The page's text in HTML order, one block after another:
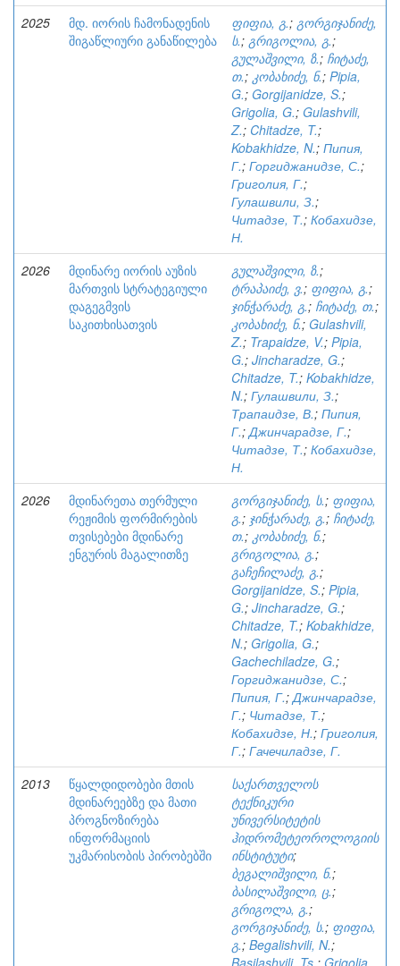
2025
მდ. იორის ჩამონადენის
შიგაწლიური განაწილება
ფიფია, გ.; გორგიჯანიძე,
ს.; გრიგოლია, გ.;
გულაშვილი, ზ.; ჩიტაძე,
თ.; კობახიძე, ნ.; Pipia,
G.; Gorgijanidze, S.;
Grigolia, G.; Gulashvili,
Z.; Chitadze, T.;
Kobakhidze, N.; Пипия,
Г.; Горгиджанидзе, С.;
Григолия, Г.;
Гулашвили, З.;
Читадзе, Т.; Кобахидзе,
Н.
2026
მდინარე იორის აუზის
მართვის სტრატეგიული
დაგეგმვის
საკითხისათვის
გულაშვილი, ზ.;
ტრაპაიძე, ვ.; ფიფია, გ.;
ჯინჭარაძე, გ.; ჩიტაძე, თ.;
კობახიძე, ნ.; Gulashvili,
Z.; Trapaidze, V.; Pipia,
G.; Jincharadze, G.;
Chitadze, T.; Kobakhidze,
N.; Гулашвили, З.;
Трапаидзе, В.; Пипия,
Г.;Джинчарадзе, Г.;
Читадзе, Т.; Кобахидзе,
Н.
2026
მდინარეთა თერმული
რეჟიმის ფორმირების
თვისებები მდინარე
ენგურის მაგალითზე
გორგიჯანიძე, ს.; ფიფია,
გ.; ჯინჭარაძე, გ.; ჩიტაძე,
თ.; კობახიძე, ნ.;
გრიგოლია, გ.;
გაჩეჩილაძე, გ.;
Gorgijanidze, S.; Pipia,
G.; Jincharadze, G.;
Chitadze, T.; Kobakhidze,
N.; Grigolia, G.;
Gachechiladze, G.;
Горгиджанидзе, С.;
Пипия, Г.;Джинчарадзе,
Г.; Читадзе, Т.;
Кобахидзе, Н.; Григолия,
Г.; Гачечиладзе, Г.
2013
წყალდიდობები მთის
მდინარეებზე და მათი
პროგნოზირება
ინფორმაციის
უკმარისობის პირობებში
საქართველოს
ტექნიკური
უნივერსიტეტის
ჰიდრომეტეოროლოგიის
ინსტიტუტი;
ბეგალიშვილი, ნ.;
ბასილაშვილი, ც.;
გრიგოლა, გ.;
გორგიჯანიძე, ს.; ფიფია,
გ.; Begalishvili, N.;
Basilashvili, Ts. ; Grigolia,